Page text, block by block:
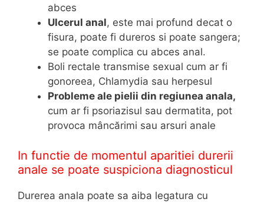
abces
Ulcerul anal, este mai profund decat o
fisura, poate fi dureros si poate sangera;
se poate complica cu abces anal.
Boli rectale transmise sexual cum ar fi
gonoreea, Chlamydia sau herpesul
Probleme ale pielii din regiunea anala,
cum ar fi psoriazisul sau dermatita, pot
provoca mâncărimi sau arsuri anale
In functie de momentul aparitiei durerii
anale se poate suspiciona diagnosticul
Durerea anala poate sa aiba legatura cu